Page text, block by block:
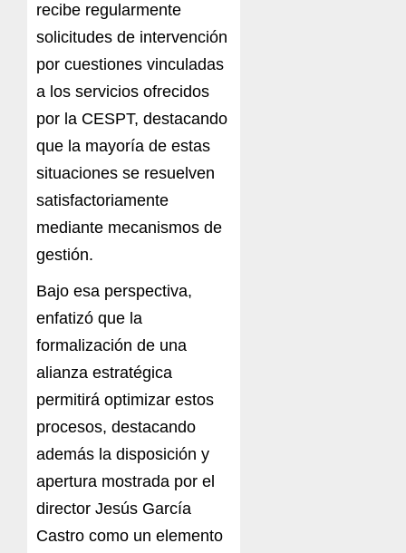
recibe regularmente
solicitudes de intervención
por cuestiones vinculadas
a los servicios ofrecidos
por la CESPT, destacando
que la mayoría de estas
situaciones se resuelven
satisfactoriamente
mediante mecanismos de
gestión.
Bajo esa perspectiva,
enfatizó que a
formalización de una
alianza estratégica
permitirá optimizar estos
procesos, destacando
además la disposición y
apertura mostrada por el
director Jesús García
Castro como un elemento